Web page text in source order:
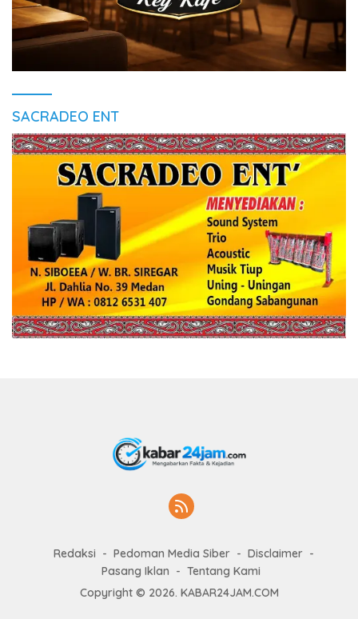
SACRADEO ENT
Redaksi Pedoman Media Siber
Disclaimer
Pasang Iklan
Tentang Kami
Copyright © 2026. KABAR24JAM.COM